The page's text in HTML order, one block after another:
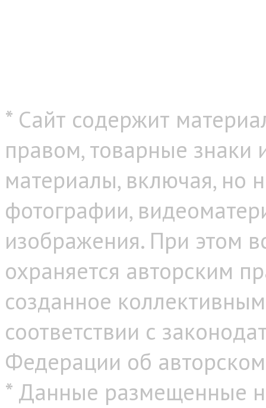
* Сайт содержит
правом, товарные
материалы, включая, но
фотографии,
изображения. При этом
охраняется авторским
созданное
соответствии с
Федерации об
* Данные размещенные